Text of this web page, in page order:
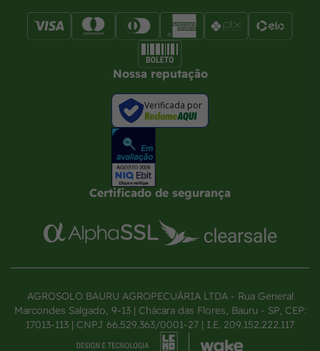
Nossa reputação
Verificada por
Certificado de segurança
AGROSOLO BAURU AGROPECUÁRIA LTDA - Rua General
Marcondes Salgado, 9-13 | Chácara das Flores, Bauru - SP, CEP:
17013-113 | CNPJ 66.529.363/0001-27 | I.E. 209.152.222.117